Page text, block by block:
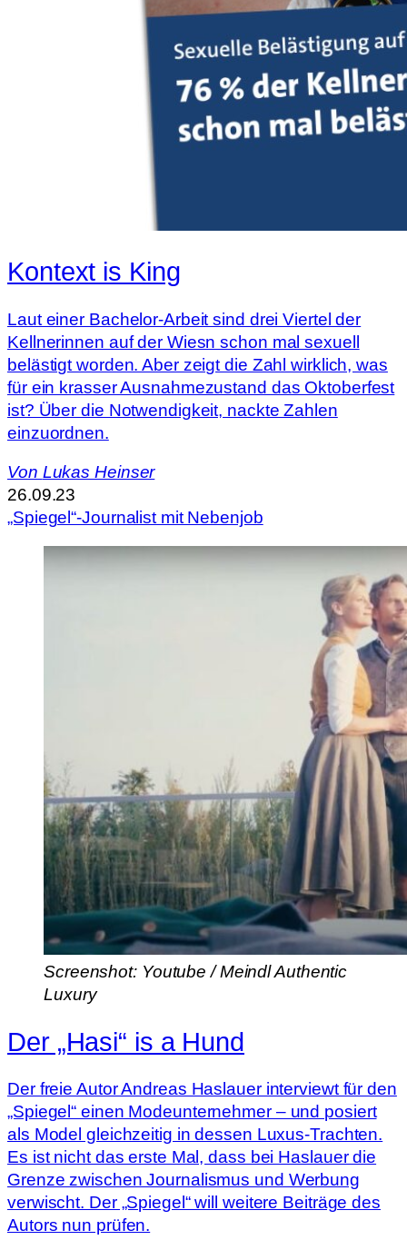
Kontext is King
Laut einer Bachelor-Arbeit sind drei Viertel der
Kellnerinnen auf der Wiesn schon mal sexuell
belästigt worden. Aber zeigt die Zahl wirklich, was
für ein krasser Ausnahmezustand das Oktoberfest
ist? Über die Notwendigkeit, nackte Zahlen
einzuordnen.
Von Lukas Heinser
26.09.23
„Spiegel“-Journalist mit Nebenjob
Screenshot: Youtube / Meindl Authentic
Luxury
Der „Hasi“ is a Hund
Der freie Autor Andreas Haslauer interviewt für den
„Spiegel“ einen Modeunternehmer – und posiert
als Model gleichzeitig in dessen Luxus-Trachten.
Es ist nicht das erste Mal, dass bei Haslauer die
Grenze zwischen Journalismus und Werbung
verwischt. Der „Spiegel“ will weitere Beiträge des
Autors nun prüfen.